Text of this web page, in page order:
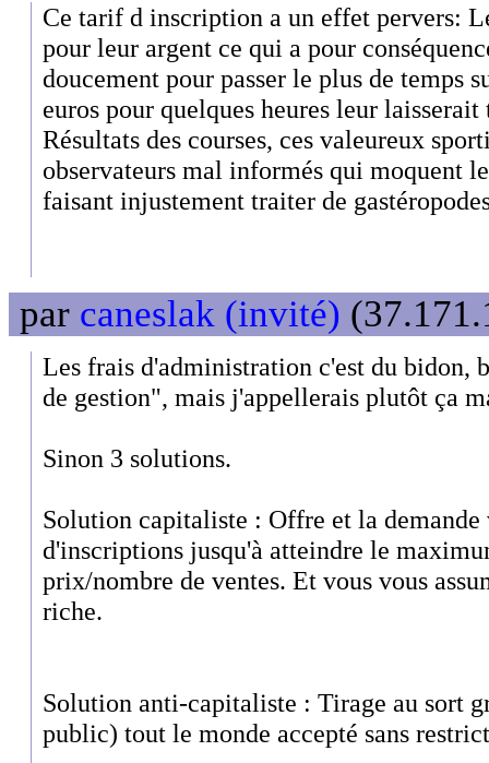
Ce tarif d inscription a un effet pervers:
pour leur argent ce qui a pour
doucement pour passer le plus de temps
euros pour quelques heures leur
Résultats des courses, ces valeureux
observateurs mal informés qui moquent
faisant injustement traiter de
par caneslak (invité)
Les frais d'administration c'est du bidon,
de gestion", mais j'appellerais plutôt ça
Sinon 3 solutions.
Solution capitaliste : Offre et la demande
d'inscriptions jusqu'à atteindre le
prix/nombre de ventes. Et vous vous
riche.
Solution anti-capitaliste : Tirage au sort
public) tout le monde accepté sans